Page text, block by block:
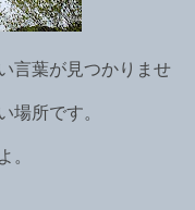
言葉が見つかりませ
場所です。
。